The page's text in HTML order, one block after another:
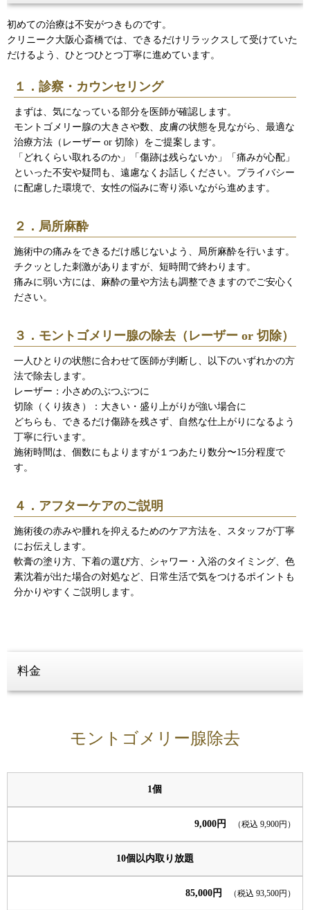
初めての治療は不安がつきものです。
クリニーク大阪心斎橋では、できるだけリラックスして受けていた
だけるよう、ひとつひとつ丁寧に進めています。
１．診察・カウンセリング
まずは、気になっている部分を医師が確認します。
モントゴメリー腺の大きさや数、皮膚の状態を見ながら、最適な
治療方法（レーザー or 切除）をご提案します。
「どれくらい取れるのか」「傷跡は残らないか」「痛みが心配」
といった不安や疑問も、遠慮なくお話しください。プライバシー
に配慮した環境で、女性の悩みに寄り添いながら進めます。
２．局所麻酔
施術中の痛みをできるだけ感じないよう、局所麻酔を行います。
チクッとした刺激がありますが、短時間で終わります。
痛みに弱い方には、麻酔の量や方法も調整できますのでご安心く
ださい。
３．モントゴメリー腺の除去（レーザー or 切除）
一人ひとりの状態に合わせて医師が判断し、以下のいずれかの方
法で除去します。
レーザー：小さめのぶつぶつに
切除（くり抜き）：大きい・盛り上がりが強い場合に
どちらも、できるだけ傷跡を残さず、自然な仕上がりになるよう
丁寧に行います。
施術時間は、個数にもよりますが１つあたり数分〜15分程度で
す。
４．アフターケアのご説明
施術後の赤みや腫れを抑えるためのケア方法を、スタッフが丁寧
にお伝えします。
軟膏の塗り方、下着の選び方、シャワー・入浴のタイミング、色
素沈着が出た場合の対処など、日常生活で気をつけるポイントも
分かりやすくご説明します。
料金
モントゴメリー腺除去
1個
9,000円 （税込 9,900円）
10個以内取り放題
85,000円 （税込 93,500円）